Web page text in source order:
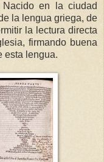
en la ciudad
la lengua griega, de
la lectura directa
firmando buena
esta lengua.